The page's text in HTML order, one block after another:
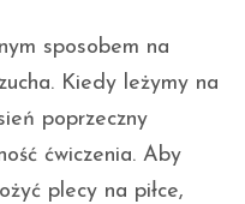
sposobem na
Kiedy leżymy na
poprzeczny
ćwiczenia. Aby
plecy na piłce,